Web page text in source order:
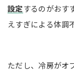
設定するのがおす
えすぎによる体調
ただし、冷房がオ